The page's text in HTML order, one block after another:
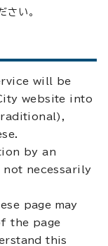
さい。
will be
website into
by an
necessarily
page may
the page
this